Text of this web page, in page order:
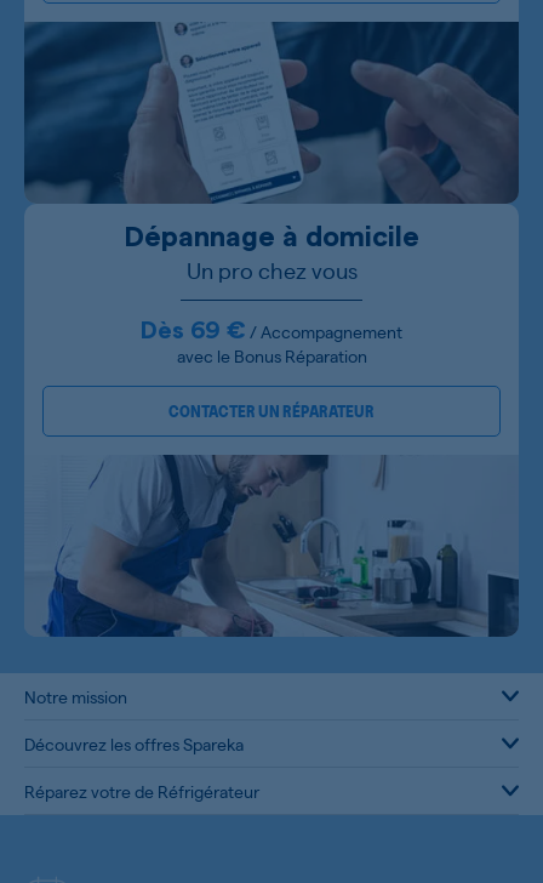
Dépannage à domicile
Un pro chez vous
Dès 69 € / Accompagnement
avec le Bonus Réparation
CONTACTER UN RÉPARATEUR
Notre mission
Découvrez les offres Spareka
Réparez votre de Réfrigérateur